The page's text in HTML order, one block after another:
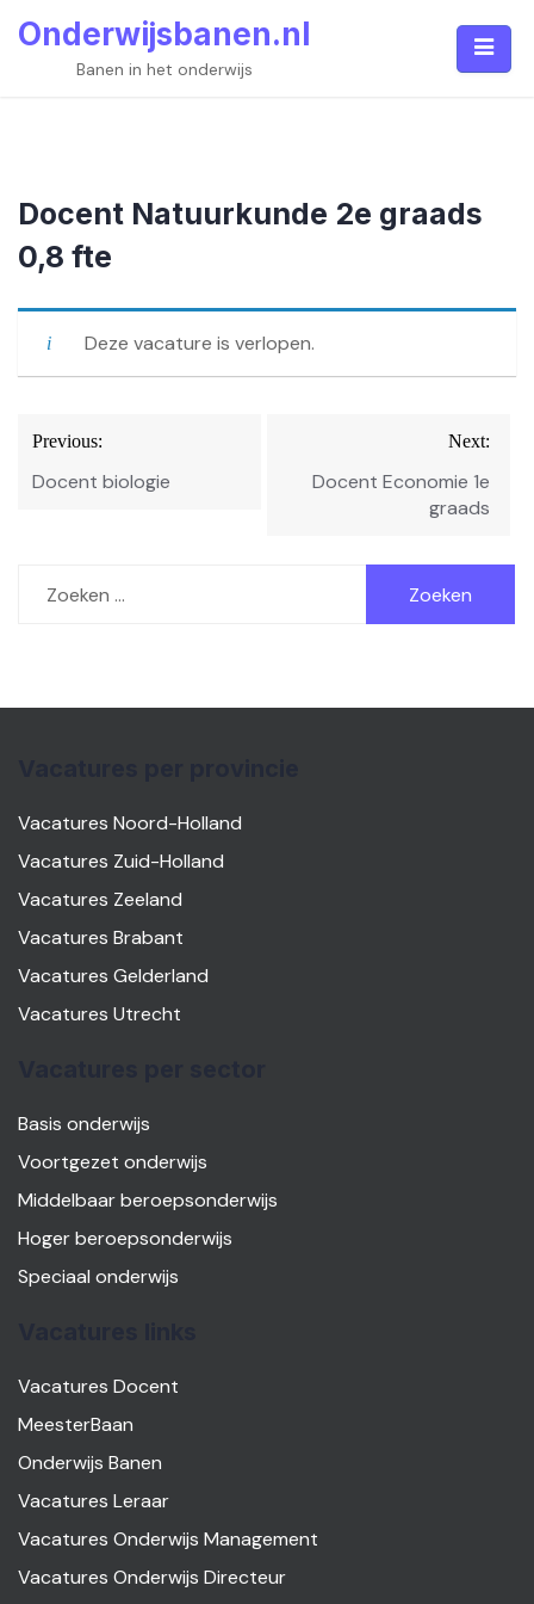
Onderwijsbanen.nl
Banen in het onderwijs
Docent Natuurkunde 2e graads
0,8 fte
Deze vacature is verlopen.
Bericht
navigatie
Previous:
Docent biologie
Next:
Docent Economie 1e
graads
naar:
Vacatures Noord-Holland
Vacatures Zuid-Holland
Vacatures Zeeland
Vacatures Brabant
Vacatures Gelderland
Vacatures Utrecht
Basis onderwijs
Voortgezet onderwijs
Middelbaar beroepsonderwijs
Hoger beroepsonderwijs
Speciaal onderwijs
Vacatures Docent
MeesterBaan
Onderwijs Banen
Vacatures Leraar
Vacatures Onderwijs Management
Vacatures Onderwijs Directeur